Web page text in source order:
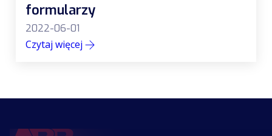
formularzy
2022-06-01
Czytaj więcej